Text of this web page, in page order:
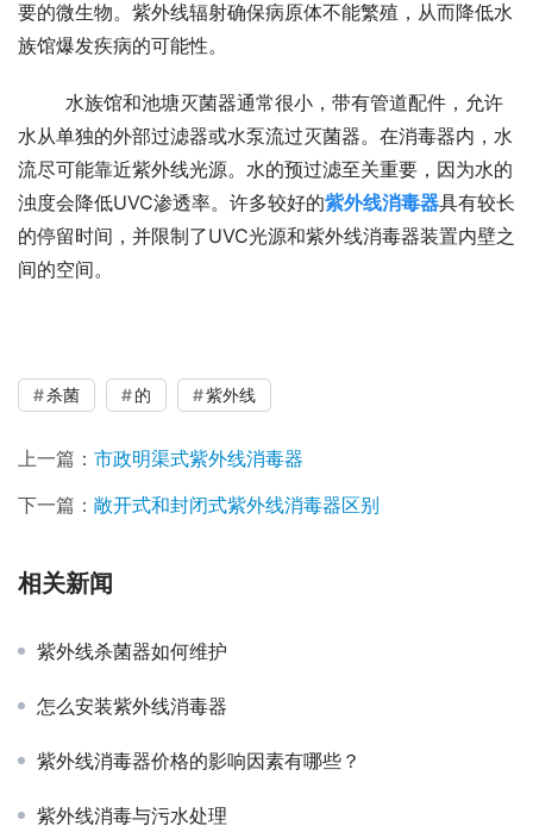
要的微生物。紫外线辐射确保病原体不能繁殖，从而降低水
族馆爆发疾病的可能性。
水从单独的外部过滤器或水泵流过灭菌器。在消毒器内，水
流尽可能靠近紫外线光源。水的预过滤至关重要，因为水的
浊度会降低UVC渗透率。许多较好的紫外线消毒器具有较长
的停留时间，并限制了UVC光源和紫外线消毒器装置内壁之
间的空间。
杀菌 的 紫外线
上一篇： 市政明渠式紫外线消毒器
下一篇： 敞开式和封闭式紫外线消毒器区别
相关新闻
紫外线杀菌器如何维护
怎么安装紫外线消毒器
紫外线消毒器价格的影响因素有哪些？
紫外线消毒与污水处理